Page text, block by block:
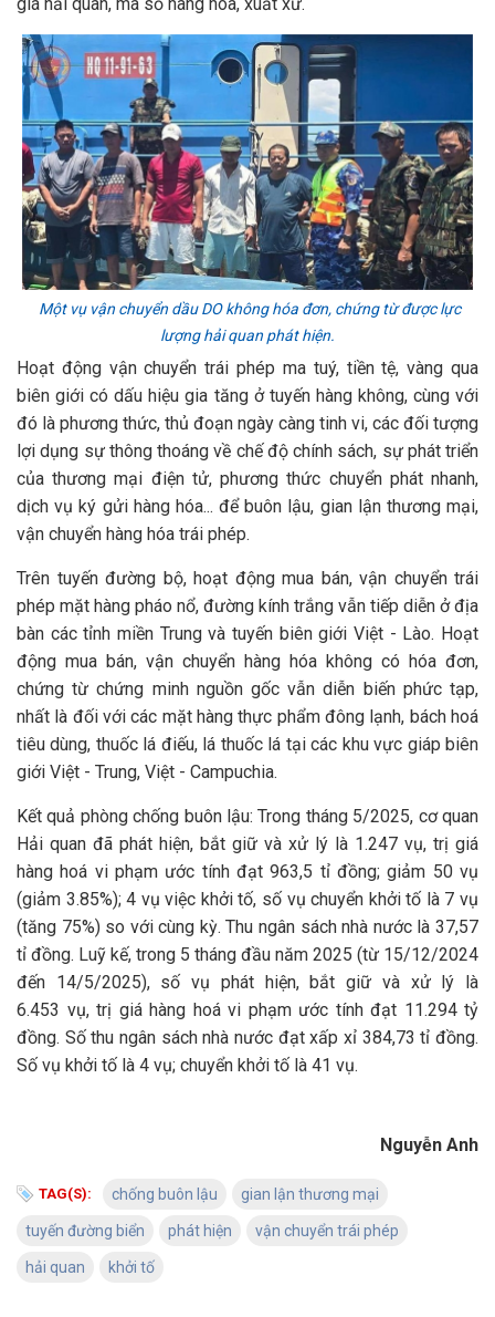
Một vụ vận chuyển dầu DO không hóa đơn, chứng từ được lực
lượng hải quan phát hiện.
Hoạt động vận chuyển trái phép ma tuý, tiền tệ, vàng qua
biên giới có dấu hiệu gia tăng ở tuyến hàng không, cùng với
đó là phương thức, thủ đoạn ngày càng tinh vi, các đối tượng
lợi dụng sự thông thoáng về chế độ chính sách, sự phát triển
của thương mại điện tử, phương thức chuyển phát nhanh,
dịch vụ ký gửi hàng hóa... để buôn lậu, gian lận thương mại,
vận chuyển hàng hóa trái phép.
Trên tuyến đường bộ, hoạt động mua bán, vận chuyển trái
phép mặt hàng pháo nổ, đường kính trắng vẫn tiếp diễn ở địa
bàn các tỉnh miền Trung và tuyến biên giới Việt - Lào. Hoạt
động mua bán, vận chuyển hàng hóa không có hóa đơn,
chứng từ chứng minh nguồn gốc vẫn diễn biến phức tạp,
nhất là đối với các mặt hàng thực phẩm đông lạnh, bách hoá
tiêu dùng, thuốc lá điếu, lá thuốc lá tại các khu vực giáp biên
giới Việt - Trung, Việt - Campuchia.
Kết quả phòng chống buôn lậu: Trong tháng 5/2025, cơ quan
Hải quan đã phát hiện, bắt giữ và xử lý là 1.247 vụ, trị giá
hàng hoá vi phạm ước tính đạt 963,5 tỉ đồng; giảm 50 vụ
(giảm 3.85%); 4 vụ việc khởi tố, số vụ chuyển khởi tố là 7 vụ
(tăng 75%) so với cùng kỳ. Thu ngân sách nhà nước là 37,57
tỉ đồng. Luỹ kế, trong 5 tháng đầu năm 2025 (từ 15/12/2024
đến 14/5/2025), số vụ phát hiện, bắt giữ và xử lý là
6.453 vụ, trị giá hàng hoá vi phạm ước tính đạt 11.294 tỷ
đồng. Số thu ngân sách nhà nước đạt xấp xỉ 384,73 tỉ đồng.
Số vụ khởi tố là 4 vụ; chuyển khởi tố là 41 vụ.
Nguyễn Anh
TAG(S): chống buôn lậu gian lận thương mại
tuyến đường biển phát hiện vận chuyển trái phép
hải quan khởi tố